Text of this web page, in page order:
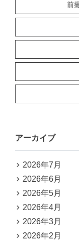
前
アーカイブ
2026年7月
2026年6月
2026年5月
2026年4月
2026年3月
2026年2月